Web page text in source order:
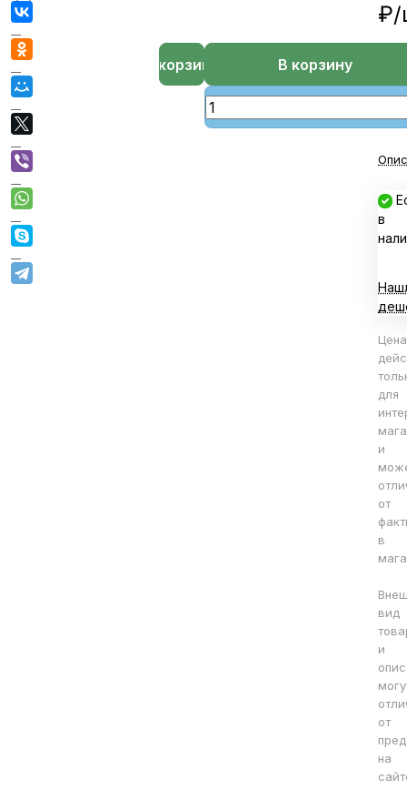
₽/
В корзину
В корзине
в
Цена
для
и
от
в
вид
и
от
на